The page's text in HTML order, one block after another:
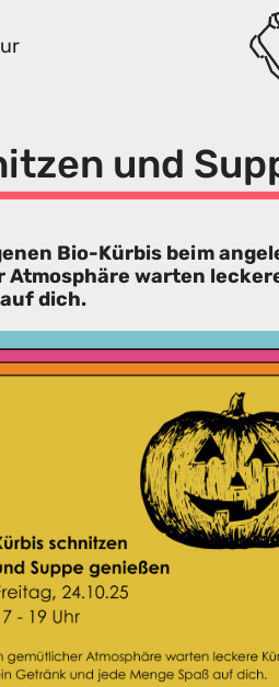
und
Bio-Kürbis beim
Atmosphäre warten
dich.